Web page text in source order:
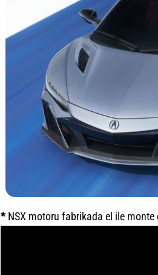
*NSX motoru fabrikada el ile monte